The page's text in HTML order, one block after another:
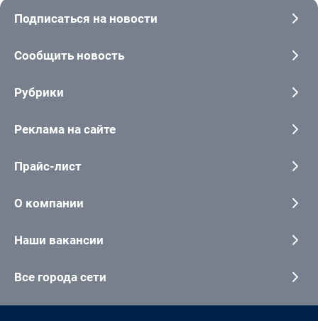
Подписаться на новости
Сообщить новость
Рубрики
Реклама на сайте
Прайс-лист
О компании
Наши вакансии
Все города сети